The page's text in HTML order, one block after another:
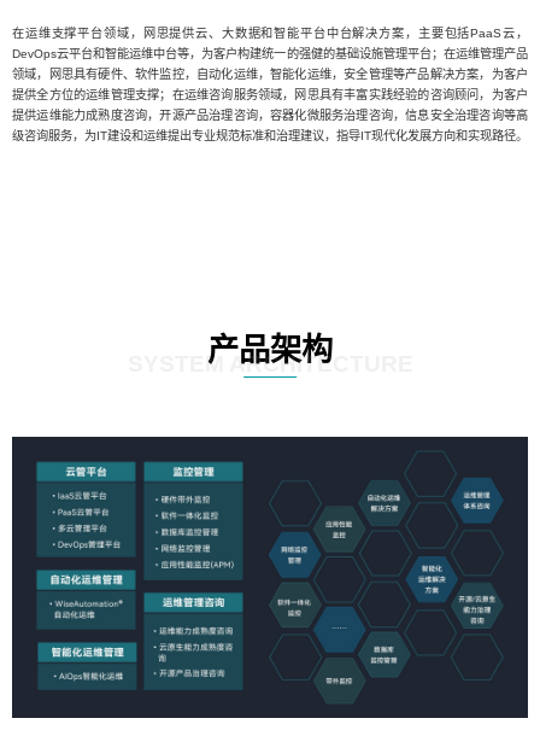
在运维支撑平台领域，网思提供云、大数据和智能平台中台解决方案，主要包括PaaS云，
DevOps云平台和智能运维中台等，为客户构建统一的强健的基础设施管理平台；在运维管理产品
领域，网思具有硬件、软件监控，自动化运维，智能化运维，安全管理等产品解决方案，为客户
提供全方位的运维管理支撑；在运维咨询服务领域，网思具有丰富实践经验的咨询顾问，为客户
提供运维能力成熟度咨询，开源产品治理咨询，容器化微服务治理咨询，信息安全治理咨询等高
级咨询服务，为IT建设和运维提出专业规范标准和治理建议，指导IT现代化发展方向和实现路径。
产品架构
SYSTEM ARCHITECTURE